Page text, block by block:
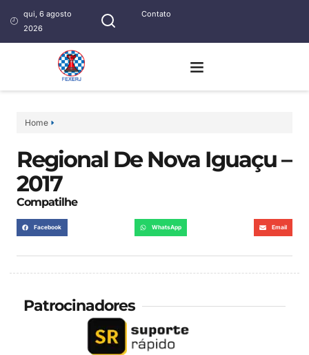
qui, 6 agosto
2026
Contato
Home
Regional De Nova Iguaçu –
2017
Compatilhe
Facebook WhatsApp Email
Patrocinadores